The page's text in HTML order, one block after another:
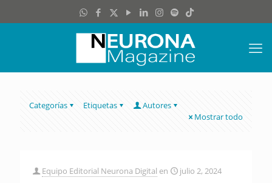
Categorías Etiquetas
Autores
Mostrar todo
Equipo Editorial Neurona Digital en
julio 2, 2024